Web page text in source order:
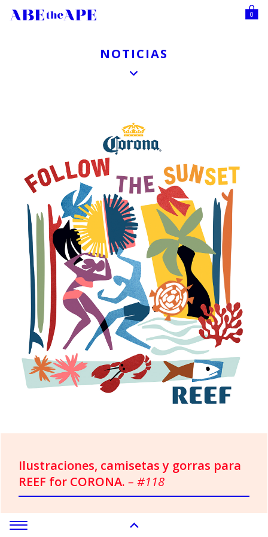
0
NOTICIAS
Ilustraciones, camisetas y gorras para
REEF for CORONA. – #118